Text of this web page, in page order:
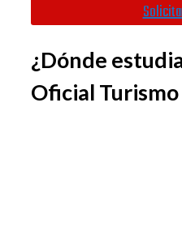
¿Dónde
Oficial